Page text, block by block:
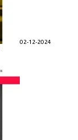
02-12-2024